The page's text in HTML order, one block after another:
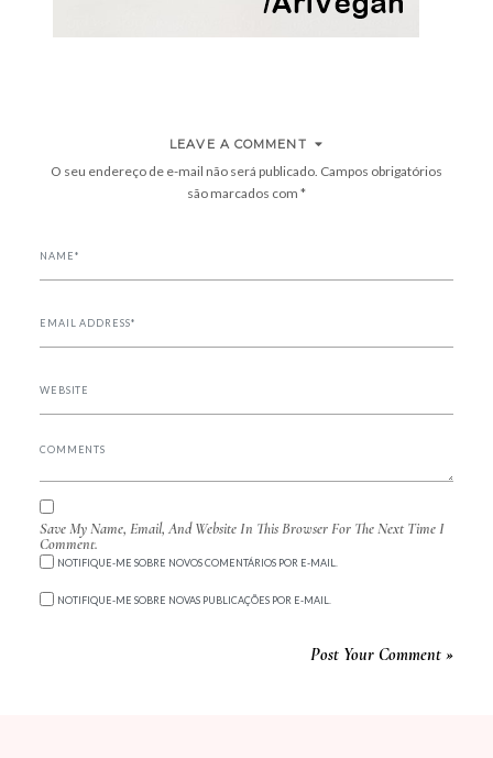
LEAVE A COMMENT
O seu endereço de e-mail não será publicado. Campos obrigatórios
são marcados com *
Save My Name, Email, And Website In This Browser For The Next Time I
Comment.
NOTIFIQUE-ME SOBRE NOVOS COMENTÁRIOS POR E-MAIL.
NOTIFIQUE-ME SOBRE NOVAS PUBLICAÇÕES POR E-MAIL.